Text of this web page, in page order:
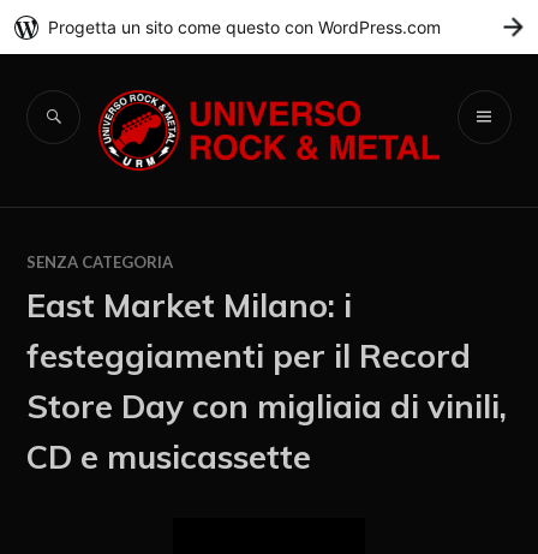
Universo Rock &
Metal
SENZA CATEGORIA
East Market Milano: i
festeggiamenti per il Record
Store Day con migliaia di vinili,
CD e musicassette
Progetta un sito come questo con WordPress.com